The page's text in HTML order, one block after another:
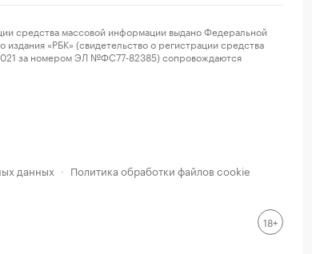
средства массовой информации выдано Федеральной
«РБК» (свидетельство о регистрации средства
за номером ЭЛ №ФС77-82385) сопровождаются
данных · Политика обработки файлов cookie
18+